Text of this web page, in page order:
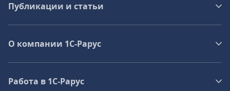
Публикации и статьи
О компании 1C-Рарус
Работа в 1С‑Рарус